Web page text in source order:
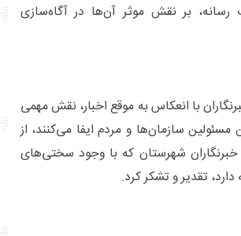
رسانه، بر نقش موثر آن‌ها در آگاه‌سازی
با انعکاس به موقع اخبار، نقش مهمی
مسئولین سازمان‌ها و مردم ایفا می‌کنند، از
شهرستان که با وجود سختی‌های
تقدیر و تشکر کرد.